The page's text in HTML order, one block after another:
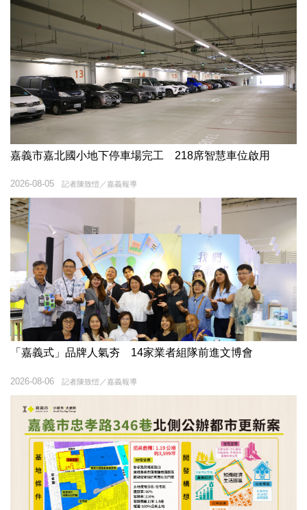
嘉義市嘉北國小地下停車場完工 218席智慧車位啟用
記者陳致愷／嘉義報導
2026-08-05
「嘉義式」品牌人氣夯 14家業者組隊前進文博會
記者陳致愷／嘉義報導
2026-08-06